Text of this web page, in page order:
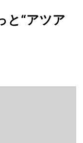
と“アツア